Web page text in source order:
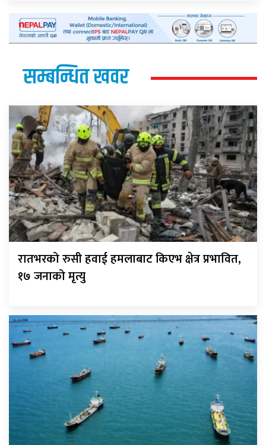
सम्बन्धित खवर
रातभरको रुसी हवाई हमलाबाट किएभ क्षेत्र प्रभावित,
१७ जनाको मृत्यु